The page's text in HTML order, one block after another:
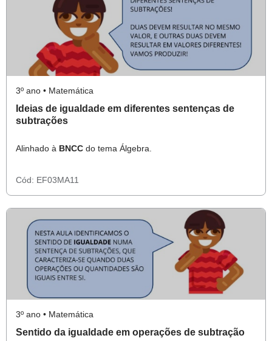
3º ano • Matemática
Ideias de igualdade em diferentes sentenças de
subtrações
Alinhado à BNCC do tema Álgebra.
Cód: EF03MA11
3º ano • Matemática
Sentido da igualdade em operações de subtração